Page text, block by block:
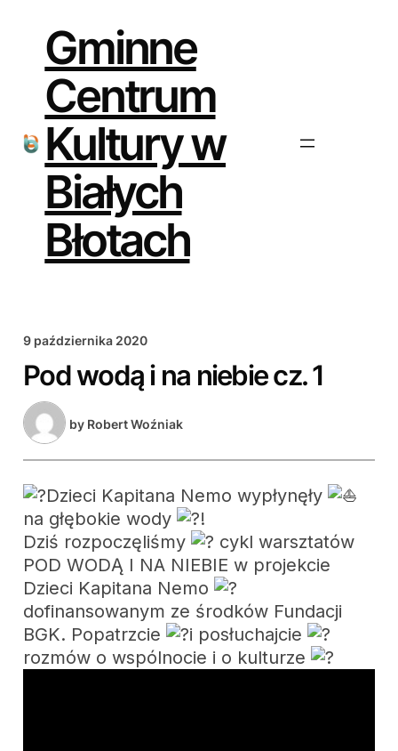
Gminne
Centrum
Kultury w
Białych
Błotach
9 października 2020
Pod wodą i na niebie cz. 1
by Robert Woźniak
Dzieci Kapitana Nemo wypłynęły
na głębokie wody
!
Dziś rozpoczęliśmy
cykl warsztatów
POD WODĄ I NA NIEBIE w projekcie
Dzieci Kapitana Nemo
dofinansowanym ze środków Fundacji
BGK. Popatrzcie
i posłuchajcie
rozmów o wspólnocie i o kulturze